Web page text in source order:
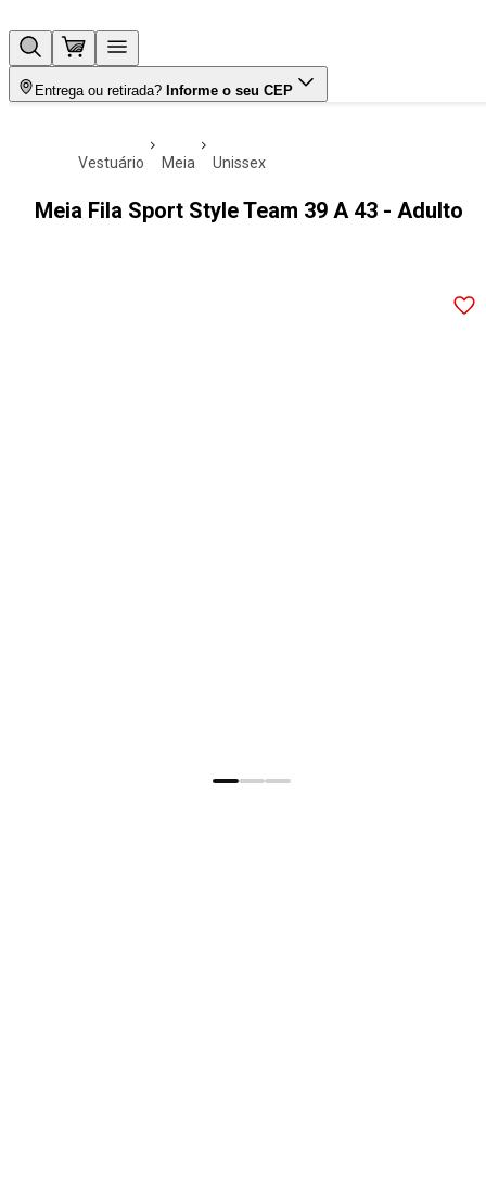
Entrega ou retirada? Informe o seu CEP
vestuário meia unissex
Meia Fila Sport Style Team 39 A 43 - Adulto